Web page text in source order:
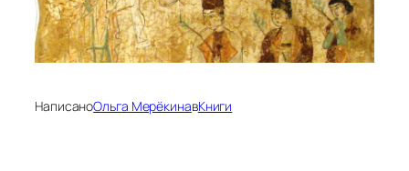
НаписаноОльга МерёкинавКниги